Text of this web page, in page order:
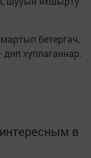
бетергәч,
хуплаганнар.
в